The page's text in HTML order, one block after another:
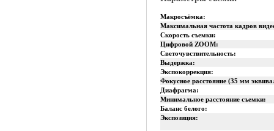
Макросъёмка:
Максимальная частота кадров
Скорость съемки:
Цифровой ZOOM:
Светочувствительность:
Выдержка:
Экспокоррекция:
Фокусное расстояние (35 мм
Диафрагма:
Минимальное расстояние съемки:
Баланс белого:
Экспозиция: